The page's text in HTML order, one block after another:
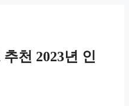
천 2023년 인